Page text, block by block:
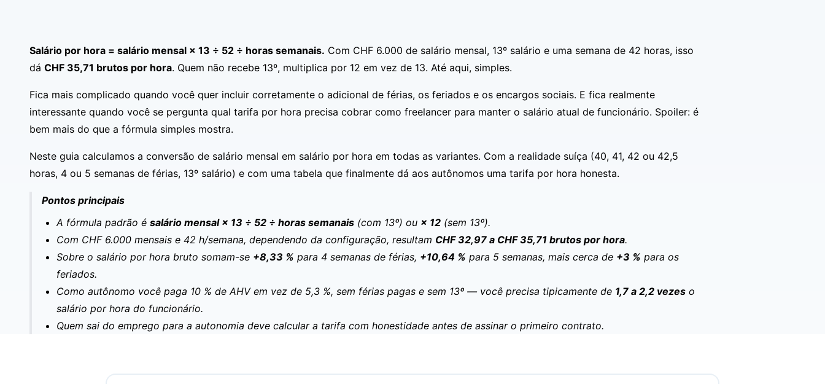
Salário por hora = salário mensal × 13 ÷ 52 ÷ horas semanais. Com CHF 6.000 de salário mensal, 13º salário e uma semana de 42 horas, isso
dá CHF 35,71 brutos por hora. Quem não recebe 13º, multiplica por 12 em vez de 13. Até aqui, simples.
Fica mais complicado quando você quer incluir corretamente o adicional de férias, os feriados e os encargos sociais. E fica realmente
interessante quando você se pergunta qual tarifa por hora precisa cobrar como freelancer para manter o salário atual de funcionário. Spoiler: é
bem mais do que a fórmula simples mostra.
Neste guia calculamos a conversão de salário mensal em salário por hora em todas as variantes. Com a realidade suíça (40, 41, 42 ou 42,5
horas, 4 ou 5 semanas de férias, 13º salário) e com uma tabela que finalmente dá aos autônomos uma tarifa por hora honesta.
Pontos principais
A fórmula padrão é salário mensal × 13 ÷ 52 ÷ horas semanais (com 13º) ou × 12 (sem 13º).
Com CHF 6.000 mensais e 42 h/semana, dependendo da configuração, resultam CHF 32,97 a CHF 35,71 brutos por hora.
Sobre o salário por hora bruto somam-se +8,33 % para 4 semanas de férias, +10,64 % para 5 semanas, mais cerca de +3 % para os
feriados.
Como autônomo você paga 10 % de AHV em vez de 5,3 %, sem férias pagas e sem 13º — você precisa tipicamente de 1,7 a 2,2 vezes o
salário por hora do funcionário.
Quem sai do emprego para a autonomia deve calcular a tarifa com honestidade antes de assinar o primeiro contrato.